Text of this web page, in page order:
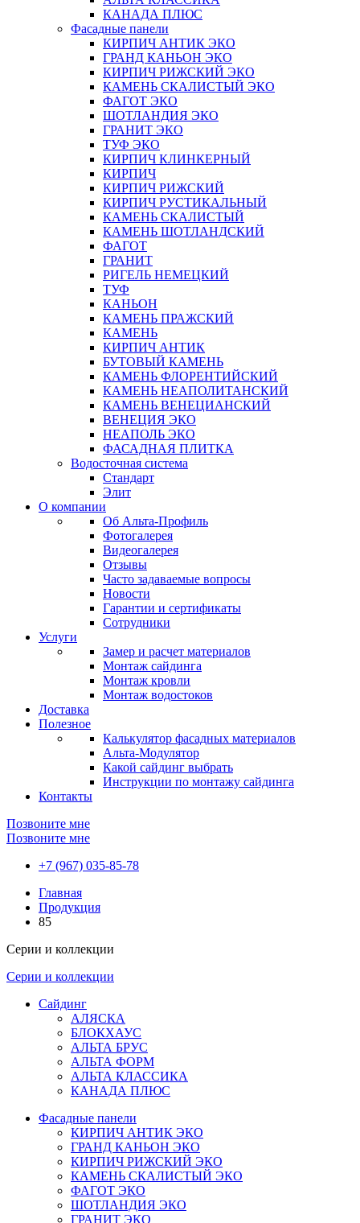
КАНАДА ПЛЮС
Фасадные панели
КИРПИЧ АНТИК ЭКО
ГРАНД КАНЬОН ЭКО
КИРПИЧ РИЖСКИЙ ЭКО
КАМЕНЬ СКАЛИСТЫЙ ЭКО
ФАГОТ ЭКО
ШОТЛАНДИЯ ЭКО
ГРАНИТ ЭКО
ТУФ ЭКО
КИРПИЧ КЛИНКЕРНЫЙ
КИРПИЧ
КИРПИЧ РИЖСКИЙ
КИРПИЧ РУСТИКАЛЬНЫЙ
КАМЕНЬ СКАЛИСТЫЙ
КАМЕНЬ ШОТЛАНДСКИЙ
ФАГОТ
ГРАНИТ
РИГЕЛЬ НЕМЕЦКИЙ
ТУФ
КАНЬОН
КАМЕНЬ ПРАЖСКИЙ
КАМЕНЬ
КИРПИЧ АНТИК
БУТОВЫЙ КАМЕНЬ
КАМЕНЬ ФЛОРЕНТИЙСКИЙ
КАМЕНЬ НЕАПОЛИТАНСКИЙ
КАМЕНЬ ВЕНЕЦИАНСКИЙ
ВЕНЕЦИЯ ЭКО
НЕАПОЛЬ ЭКО
ФАСАДНАЯ ПЛИТКА
Водосточная система
Стандарт
Элит
О компании
Об Альта-Профиль
Фотогалерея
Видеогалерея
Отзывы
Часто задаваемые вопросы
Новости
Гарантии и сертификаты
Сотрудники
Услуги
Замер и расчет материалов
Монтаж сайдинга
Монтаж кровли
Монтаж водостоков
Доставка
Полезное
Калькулятор фасадных материалов
Альта-Модулятор
Какой сайдинг выбрать
Инструкции по монтажу сайдинга
Контакты
Позвоните мне
Позвоните мне
+7 (967) 035-85-78
Главная
Продукция
85
Серии и коллекции
Серии и коллекции
Сайдинг
АЛЯСКА
БЛОКХАУС
АЛЬТА БРУС
АЛЬТА ФОРМ
АЛЬТА КЛАССИКА
КАНАДА ПЛЮС
Фасадные панели
КИРПИЧ АНТИК ЭКО
ГРАНД КАНЬОН ЭКО
КИРПИЧ РИЖСКИЙ ЭКО
КАМЕНЬ СКАЛИСТЫЙ ЭКО
ФАГОТ ЭКО
ШОТЛАНДИЯ ЭКО
ГРАНИТ ЭКО